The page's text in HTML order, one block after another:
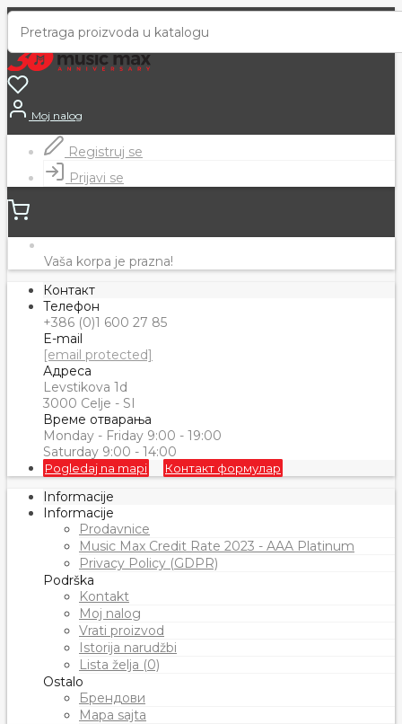
Moj nalog
Registruj se
Prijavi se
Vaša korpa je prazna!
Контакт
Телефон
+386 (0)1 600 27 85
E-mail
[email protected]
Адреса
Levstikova 1d
3000 Celje - SI
Време отварања
Monday - Friday 9:00 - 19:00
Saturday 9:00 - 14:00
Pogledaj na mapi Контакт формулар
Informacije
Informacije
Prodavnice
Music Max Credit Rate 2023 - AAA Platinum
Privacy Policy (GDPR)
Podrška
Kontakt
Moj nalog
Vrati proizvod
Istorija narudžbi
Lista želja (0)
Ostalo
Брендови
Mapa sajta